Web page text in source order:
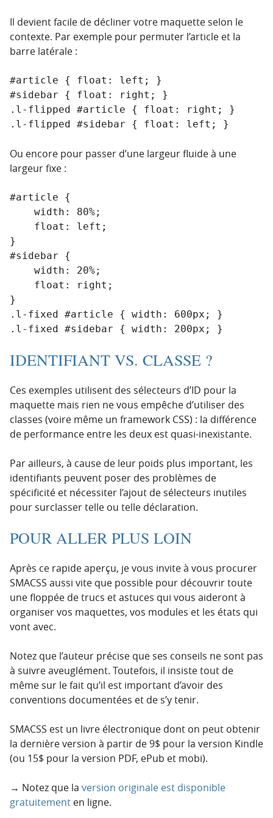
Il devient facile de décliner votre maquette selon le
contexte. Par exemple pour permuter l’article et la
barre latérale :
#article { float: left; }
#sidebar { float: right; }
.l-flipped #article { float: right; }
.l-flipped #sidebar { float: left; }
Ou encore pour passer d’une largeur fluide à une
largeur fixe :
#article {
}
#sidebar {
}
.l-fixed #article { width: 600px; }
.l-fixed #sidebar { width: 200px; }
IDENTIFIANT VS. CLASSE ?
Ces exemples utilisent des sélecteurs d’ID pour la
maquette mais rien ne vous empêche d’utiliser des
classes (voire même un framework CSS) : la différence
de performance entre les deux est quasi-inexistante.
Par ailleurs, à cause de leur poids plus important, les
identifiants peuvent poser des problèmes de
spécificité et nécessiter l’ajout de sélecteurs inutiles
pour surclasser telle ou telle déclaration.
POUR ALLER PLUS LOIN
Après ce rapide aperçu, je vous invite à vous procurer
SMACSS aussi vite que possible pour découvrir toute
une floppée de trucs et astuces qui vous aideront à
organiser vos maquettes, vos modules et les états qui
vont avec.
Notez que l’auteur précise que ses conseils ne sont pas
à suivre aveuglément. Toutefois, il insiste tout de
même sur le fait qu’il est important d’avoir des
conventions documentées et de s’y tenir.
SMACSS est un livre électronique dont on peut obtenir
la dernière version à partir de 9$ pour la version Kindle
(ou 15$ pour la version PDF, ePub et mobi).
→ Notez que la version originale est disponible
gratuitement en ligne.